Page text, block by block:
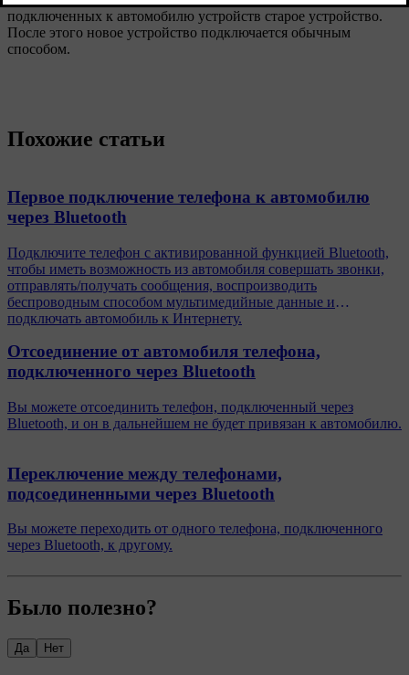
подключенных к автомобилю устройств старое устройство.
После этого новое устройство подключается обычным
способом.
Похожие статьи
Первое подключение телефона к автомобилю
через Bluetooth
Подключите телефон с активированной функцией Bluetooth,
чтобы иметь возможность из автомобиля совершать звонки,
отправлять/получать сообщения, воспроизводить
беспроводным способом мультимедийные данные и
подключать автомобиль к Интернету.
Отсоединение от автомобиля телефона,
подключенного через Bluetooth
Вы можете отсоединить телефон, подключенный через
Bluetooth, и он в дальнейшем не будет привязан к автомобилю.
Переключение между телефонами,
подсоединенными через Bluetooth
Вы можете переходить от одного телефона, подключенного
через Bluetooth, к другому.
Было полезно?
Да Нет